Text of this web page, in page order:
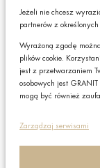
Jeżeli nie chcesz
partnerów z
Wyrażoną zgodę
plików cookie.
jest z przetwarzaniem
osobowych jest
mogą być również
Zarządzaj serwisami
W każdej chwili
Polityka prywatności
Polityka plików
Nota prawna